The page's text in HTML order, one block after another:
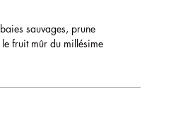
sauvages, prune
fruit mûr du millésime